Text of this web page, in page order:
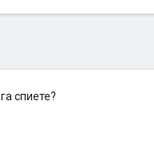
спиете?